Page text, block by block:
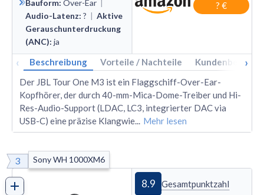
Bestes Bose-USB-C-
Kopfhörer
Bose QuietComfort
Bestes Apple-USB-C-
Kopfhörer:
Apple AirPods Max
Bauform: Over-Ear |
Audio-Latenz: ? | Aktive
Gerauschunterdruckung
(ANC): ja
? €
‹ Beschreibung Vorteile / Nachteile ›
Der JBL Tour One M3 ist ein Flaggschiff-Over-Ear-
Kopfhörer, der durch 40-mm-Mica-Dome-Treiber und Hi-
Res-Audio-Support (LDAC, LC3, integrierter DAC via
USB-C) eine präzise Klangwie... Mehr lesen
3 Sony WH 1000XM6
8.9 Gesamtpunktzahl